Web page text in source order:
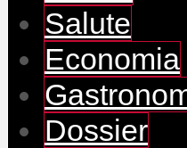
Salute
Economia
Dossier